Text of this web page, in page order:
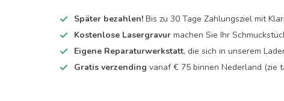
Später bezahlen! Bis zu 30 Tage Zahlungsziel mit
Kostenlose Lasergravur machen Sie Ihr
Eigene Reparaturwerkstatt, die sich in unserem
Gratis verzending vanaf € 75 binnen Nederland (zie